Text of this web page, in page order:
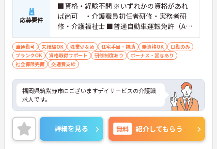
応募要件
■資格・経験不問 ※いずれかの資格があれ
ば尚可 ・介護職員初任者研修・実務者研
修・介護福祉士 ■普通自動車運転免許（AT
限定可）あれば尚可
車通勤可 未経験OK 残業少なめ 住宅手当・補助 無資格OK
日勤のみ
ブランクOK
資格取得サポート 研修制度あり
ボーナス・賞与あり
社会保険完備
交通費支給
福岡県筑紫野市にございますデイサービスの介護職
求人です。
詳細を見る 無料 紹介してもらう